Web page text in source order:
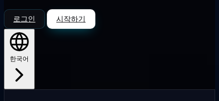
로그인 시작하기
한국어